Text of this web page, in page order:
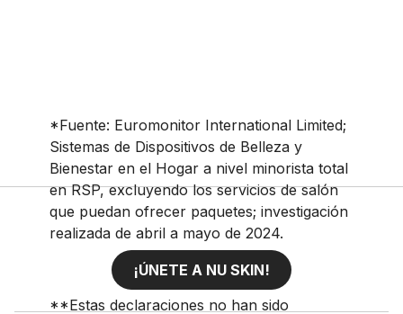
*Fuente: Euromonitor International Limited;
Sistemas de Dispositivos de Belleza y
Bienestar en el Hogar a nivel minorista total
en RSP, excluyendo los servicios de salón
que puedan ofrecer paquetes; investigación
realizada de abril a mayo de 2024.
**Estas declaraciones no han sido
¡ÚNETE A NU SKIN!